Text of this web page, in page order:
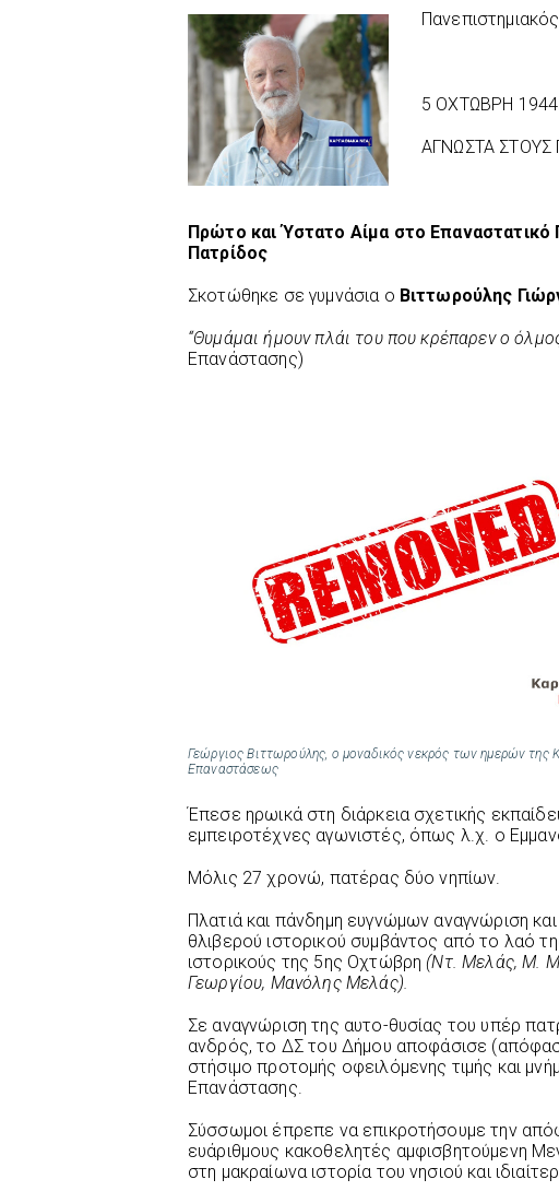
5 OXTΩΒΡΗ
ΑΓΝΩΣΤΑ ΣΤΟΥΣ
Πρώτο και Ύστατο Αίμα στο
Πατρίδος
Σκοτώθηκε σε γυμνάσια ο Βιττωρούλης
“Θυμάμαι ήμουν πλάι του που κρέπαρεν ο
Επανάστασης)
Γεώργιος Βιττωρούλης, ο μοναδικός νεκρός των ημερών της
Επαναστάσεως
Έπεσε ηρωικά στη διάρκεια σχετικής
εμπειροτέχνες αγωνιστές, όπως λ.χ. ο
Μόλις 27 χρονώ, πατέρας δύο νηπίων.
Πλατιά και πάνδημη ευγνώμων αναγνώριση
θλιβερού ιστορικού συμβάντος από το λαό
ιστορικούς της 5ης Οχτώβρη (Ντ. Μελάς, Μ.
Γεωργίου, Μανόλης Μελάς).
Σε αναγνώριση της αυτο-θυσίας του υπέρ
ανδρός, το ΔΣ του Δήμου αποφάσισε
στήσιμο προτομής οφειλόμενης τιμής και
Επανάστασης.
Σύσσωμοι έπρεπε να επικροτήσουμε την
ευάριθμους κακοθελητές αμφισβητούμενη
στη μακραίωνα ιστορία του νησιού και